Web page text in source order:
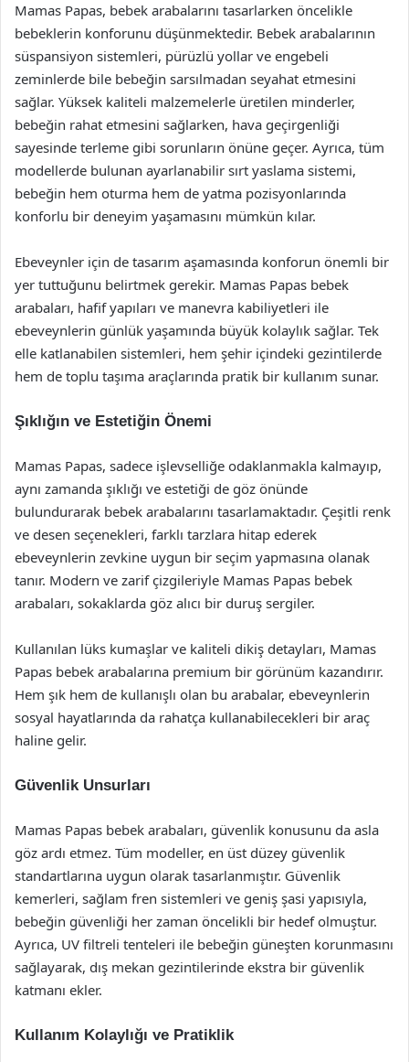
Mamas Papas, bebek arabalarını tasarlarken öncelikle
bebeklerin konforunu düşünmektedir. Bebek arabalarının
süspansiyon sistemleri, pürüzlü yollar ve engebeli
zeminlerde bile bebeğin sarsılmadan seyahat etmesini
sağlar. Yüksek kaliteli malzemelerle üretilen minderler,
bebeğin rahat etmesini sağlarken, hava geçirgenliği
sayesinde terleme gibi sorunların önüne geçer. Ayrıca, tüm
modellerde bulunan ayarlanabilir sırt yaslama sistemi,
bebeğin hem oturma hem de yatma pozisyonlarında
konforlu bir deneyim yaşamasını mümkün kılar.
Ebeveynler için de tasarım aşamasında konforun önemli bir
yer tuttuğunu belirtmek gerekir. Mamas Papas bebek
arabaları, hafif yapıları ve manevra kabiliyetleri ile
ebeveynlerin günlük yaşamında büyük kolaylık sağlar. Tek
elle katlanabilen sistemleri, hem şehir içindeki gezintilerde
hem de toplu taşıma araçlarında pratik bir kullanım sunar.
Şıklığın ve Estetiğin Önemi
Mamas Papas, sadece işlevselliğe odaklanmakla kalmayıp,
aynı zamanda şıklığı ve estetiği de göz önünde
bulundurarak bebek arabalarını tasarlamaktadır. Çeşitli renk
ve desen seçenekleri, farklı tarzlara hitap ederek
ebeveynlerin zevkine uygun bir seçim yapmasına olanak
tanır. Modern ve zarif çizgileriyle Mamas Papas bebek
arabaları, sokaklarda göz alıcı bir duruş sergiler.
Kullanılan lüks kumaşlar ve kaliteli dikiş detayları, Mamas
Papas bebek arabalarına premium bir görünüm kazandırır.
Hem şık hem de kullanışlı olan bu arabalar, ebeveynlerin
sosyal hayatlarında da rahatça kullanabilecekleri bir araç
haline gelir.
Güvenlik Unsurları
Mamas Papas bebek arabaları, güvenlik konusunu da asla
göz ardı etmez. Tüm modeller, en üst düzey güvenlik
standartlarına uygun olarak tasarlanmıştır. Güvenlik
kemerleri, sağlam fren sistemleri ve geniş şasi yapısıyla,
bebeğin güvenliği her zaman öncelikli bir hedef olmuştur.
Ayrıca, UV filtreli tenteleri ile bebeğin güneşten korunmasını
sağlayarak, dış mekan gezintilerinde ekstra bir güvenlik
katmanı ekler.
Kullanım Kolaylığı ve Pratiklik